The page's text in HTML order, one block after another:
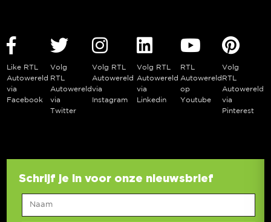
Like RTL
Autowereld
via
Facebook
Volg
RTL
Autowereld
via
Twitter
Volg RTL
Autowereld
via
Instagram
Volg RTL
Autowereld
via
Linkedin
RTL
Autowereld
op
Youtube
Volg
RTL
Autowereld
via
Pinterest
Schrijf je in voor onze nieuwsbrief